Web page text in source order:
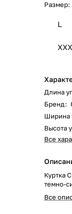
Размер:
L
Длина
Бренд:
Ширина
Высота
Все
Куртка
темно-
Все